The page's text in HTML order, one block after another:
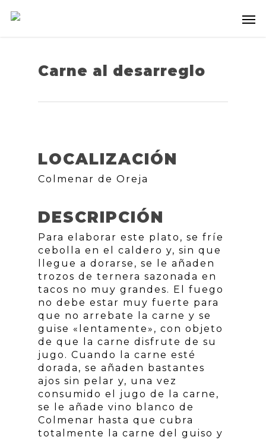
Carne al desarreglo
LOCALIZACIÓN
Colmenar de Oreja
DESCRIPCIÓN
Para elaborar este plato, se fríe
cebolla en el caldero y, sin que
llegue a dorarse, se le añaden
trozos de ternera sazonada en
tacos no muy grandes. El fuego
no debe estar muy fuerte para
que no arrebate la carne y se
guise «lentamente», con objeto
de que la carne disfrute de su
jugo. Cuando la carne esté
dorada, se añaden bastantes
ajos sin pelar y, una vez
consumido el jugo de la carne,
se le añade vino blanco de
Colmenar hasta que cubra
totalmente la carne del guiso y